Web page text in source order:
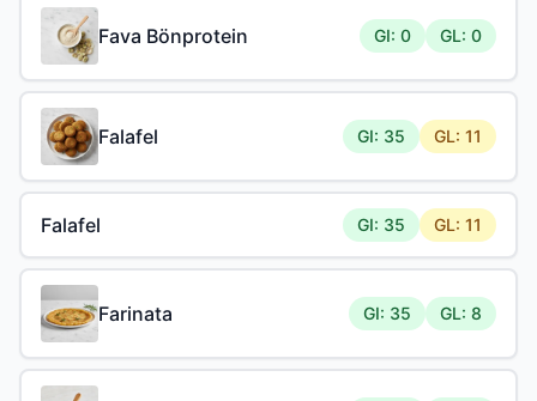
Fava Bönprotein GI: 0 GL: 0
Falafel GI: 35 GL: 11
Falafel GI: 35 GL: 11
Farinata GI: 35 GL: 8